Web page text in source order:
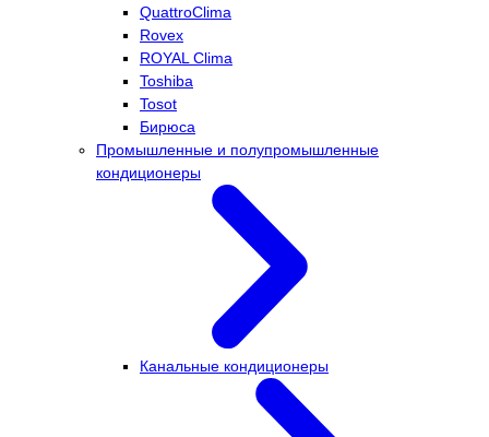
QuattroClima
Rovex
ROYAL Clima
Toshiba
Tosot
Бирюса
Промышленные и полупромышленные
кондиционеры
Канальные кондиционеры